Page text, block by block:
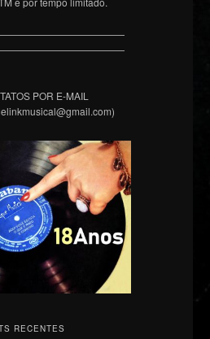
POR E-MAIL
RECENTES